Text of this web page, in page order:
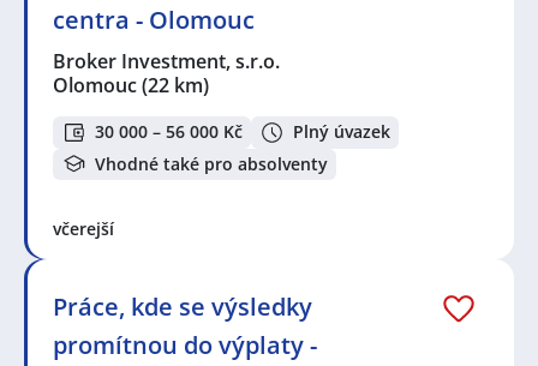
centra - Olomouc
Broker Investment, s.r.o.
Olomouc(22 km)
30 000 – 56 000 Kč
Plný úvazek
Vhodné také pro absolventy
včerejší
Práce, kde se výsledky
promítnou do výplaty -